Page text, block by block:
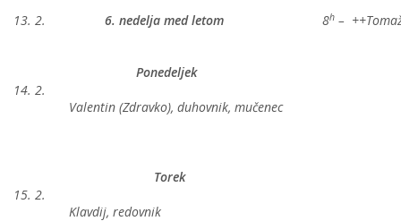
13. 2. 6. nedelja med letom 8h –
14. 2.
Ponedeljek
Valentin (Zdravko), duhovnik, mučenec
15. 2.
Torek
Klavdij, redovnik